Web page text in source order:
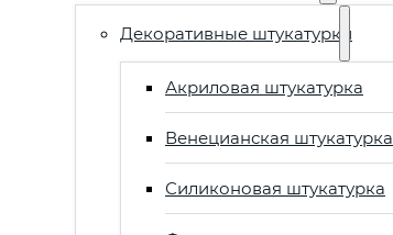
Декоративные штукатурки
Акриловая штукатурка
Венецианская штукатурка
Силиконовая штукатурка